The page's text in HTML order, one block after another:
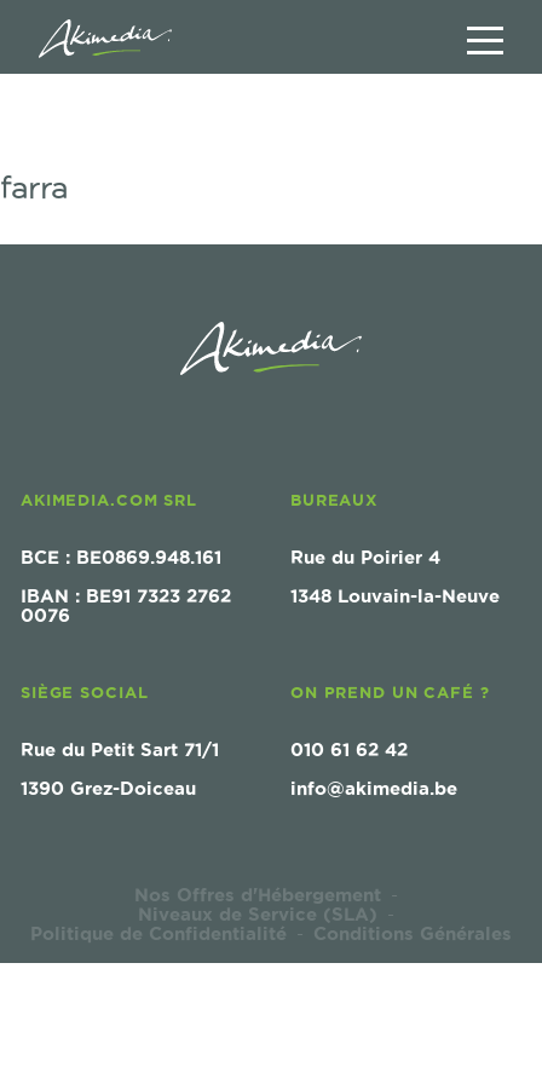
farra
AKIMEDIA.COM SRL
BCE : BE0869.948.161
IBAN : BE91 7323 2762
0076
BUREAUX
Rue du Poirier 4
1348 Louvain-la-Neuve
SIÈGE SOCIAL
Rue du Petit Sart 71/1
1390 Grez-Doiceau
ON PREND UN CAFÉ ?
010 61 62 42
info@akimedia.be
Nos Offres d'Hébergement -
Niveaux de Service (SLA) -
Politique de Confidentialité - Conditions Générales